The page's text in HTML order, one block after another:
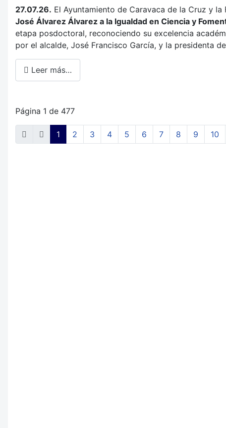
27.07.26. El Ayuntamiento de Caravaca de la Cruz y
José Álvarez Álvarez a la Igualdad en Ciencia y
etapa posdoctoral, reconociendo su excelencia
por el alcalde, José Francisco García, y la presidenta
Leer más…
Página 1 de 477
1 2 3 4 5 6 7 8 9 10